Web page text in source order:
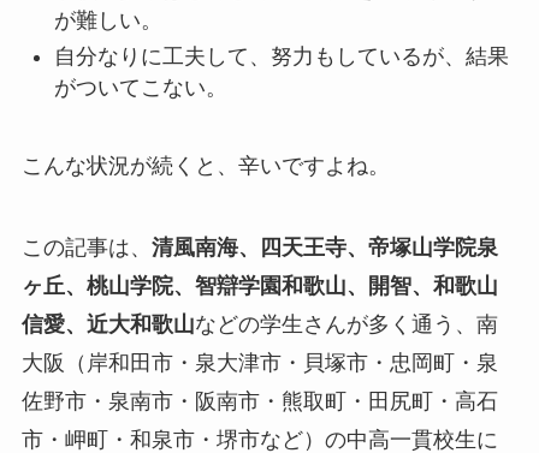
が難しい。
自分なりに工夫して、努力もしているが、結果
がついてこない。
こんな状況が続くと、辛いですよね。
この記事は、 清風南海、四天王寺、帝塚山学院泉
ヶ丘、桃山学院、智辯学園和歌山、開智、和歌山
信愛、近大和歌山などの学生さんが多く通う、南
大阪（岸和田市・泉大津市・貝塚市・忠岡町・泉
佐野市・泉南市・阪南市・熊取町・田尻町・高石
市・岬町・和泉市・堺市など）の中高一貫校生に